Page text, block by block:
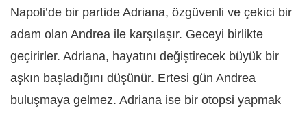
Napoli’de bir partide Adriana, özgüvenli ve çekici bir
adam olan Andrea ile karşılaşır. Geceyi birlikte
geçirirler. Adriana, hayatını değiştirecek büyük bir
aşkın başladığını düşünür. Ertesi gün Andrea
buluşmaya gelmez. Adriana ise bir otopsi yapmak